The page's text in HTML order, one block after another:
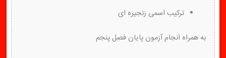
ترکیب اسمی زنجیره ای
به همراه انجام آزمون پایان فصل پنجم